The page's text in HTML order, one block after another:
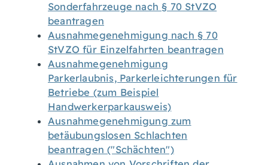
Sonderfahrzeuge nach § 70 StVZO
beantragen
Ausnahmegenehmigung nach § 70
StVZO für Einzelfahrten beantragen
Ausnahmegenehmigung
Parkerlaubnis, Parkerleichterungen für
Betriebe (zum Beispiel
Handwerkerparkausweis)
Ausnahmegenehmigung zum
betäubungslosen Schlachten
beantragen ("Schächten")